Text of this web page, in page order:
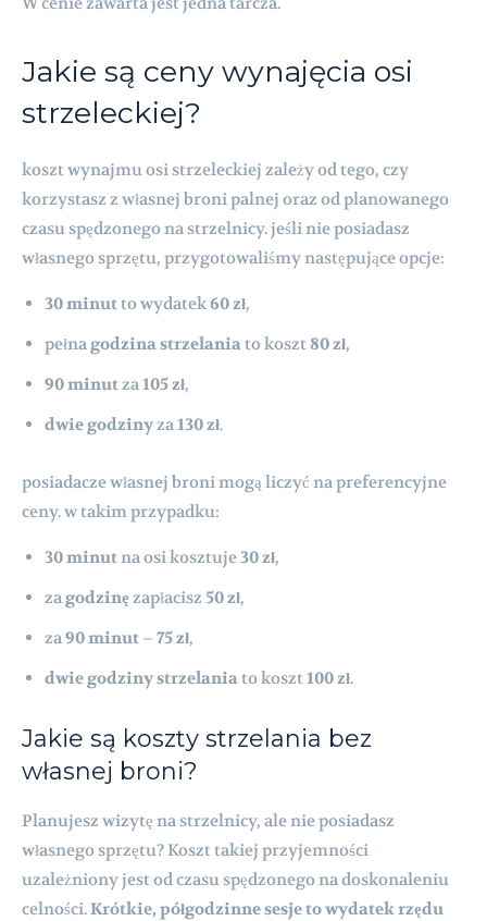
Jakie są ceny wynajęcia osi
strzeleckiej?
koszt wynajmu osi strzeleckiej zależy od tego, czy
korzystasz z własnej broni palnej oraz od planowanego
czasu spędzonego na strzelnicy. jeśli nie posiadasz
własnego sprzętu, przygotowaliśmy następujące opcje:
30 minut to wydatek60 zł,
pełna godzina strzelania to koszt 80 zł,
90 minutza105 zł,
dwie godzinyza130 zł.
posiadacze własnej broni mogą liczyć na preferencyjne
ceny. w takim przypadku:
30 minutna osi kosztuje30 zł,
za godzinę zapłacisz 50 zł,
za90 minut – 75 zł,
dwie godziny strzelania to koszt100 zł.
Jakie są koszty strzelania bez
własnej broni?
Planujesz wizytę na strzelnicy, ale nie posiadasz
własnego sprzętu? Koszt takiej przyjemności
uzależniony jest od czasu spędzonego na doskonaleniu
celności.Krótkie, półgodzinne sesje to wydatek rzędu